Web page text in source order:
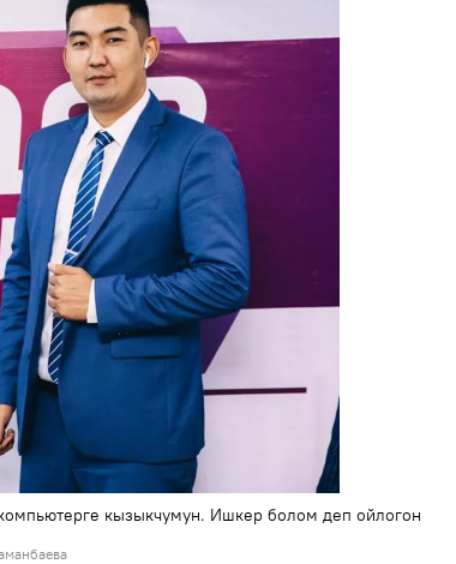
кызыкчумун. Ишкер болом деп ойлогон